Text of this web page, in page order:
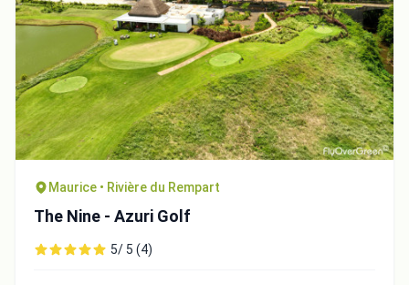
Maurice • Rivière du Rempart
The Nine - Azuri Golf
5/ 5 (4)